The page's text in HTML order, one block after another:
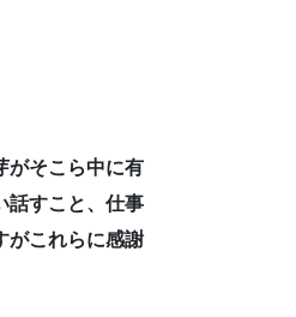
がそこら中に有
話すこと、仕事
がこれらに感謝